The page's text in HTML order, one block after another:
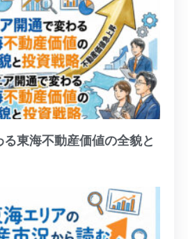
る東海不動産価値の全貌と